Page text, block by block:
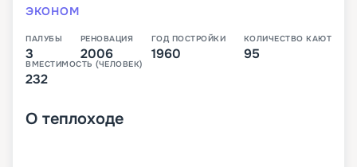
ЭКОНОМ
ПАЛУБЫ
3
РЕНОВАЦИЯ
2006
ГОД ПОСТРОЙКИ
1960
КОЛИЧЕСТВО КАЮТ
95
ВМЕСТИМОСТЬ (ЧЕЛОВЕК)
232
О теплоходе